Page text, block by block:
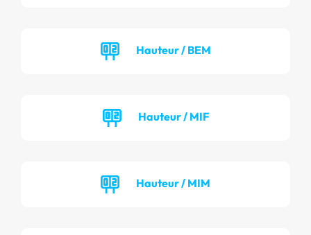
Hauteur / BEM
Hauteur / MIF
Hauteur / MIM